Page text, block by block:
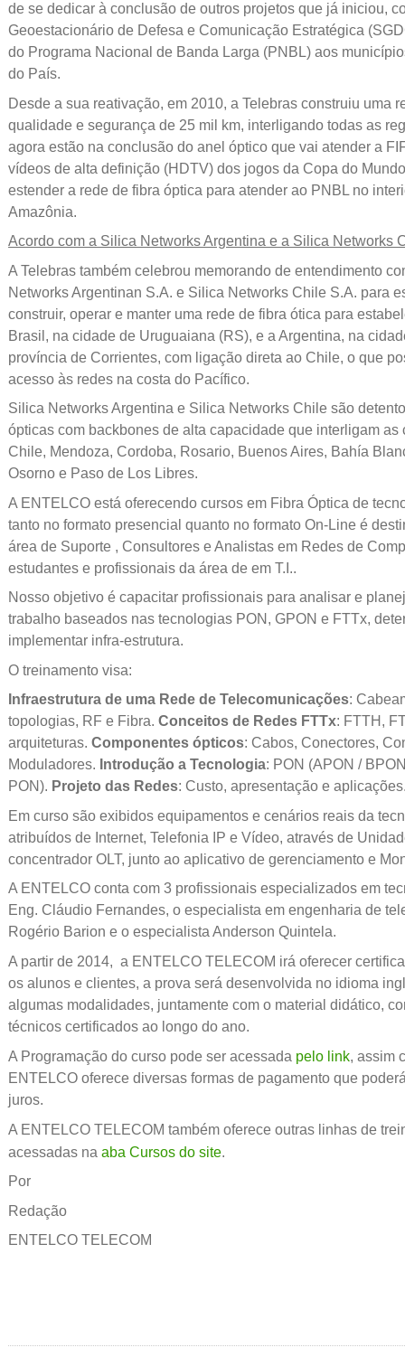
de se dedicar à conclusão de outros projetos que já iniciou,
Geoestacionário de Defesa e Comunicação Estratégica
do Programa Nacional de Banda Larga (PNBL) aos
do País.
Desde a sua reativação, em 2010, a Telebras construiu uma
qualidade e segurança de 25 mil km, interligando todas as
agora estão na conclusão do anel óptico que vai atender a
vídeos de alta definição (HDTV) dos jogos da Copa do
estender a rede de fibra óptica para atender ao PNBL no
Amazônia.
Acordo com a Silica Networks Argentina e a Silica Networks
A Telebras também celebrou memorando de entendimento
Networks Argentinan S.A. e Silica Networks Chile S.A. para
construir, operar e manter uma rede de fibra ótica para
Brasil, na cidade de Uruguaiana (RS), e a Argentina, na
província de Corrientes, com ligação direta ao Chile, o que
acesso às redes na costa do Pacífico.
Silica Networks Argentina e Silica Networks Chile são
ópticas com backbones de alta capacidade que interligam
Chile, Mendoza, Cordoba, Rosario, Buenos Aires, Bahía
Osorno e Paso de Los Libres.
A ENTELCO está oferecendo cursos em Fibra Óptica de
tanto no formato presencial quanto no formato On-Line é
área de Suporte , Consultores e Analistas em Redes de
estudantes e profissionais da área de em T.I..
Nosso objetivo é capacitar profissionais para analisar e
trabalho baseados nas tecnologias PON, GPON e FTTx,
implementar infra-estrutura.
O treinamento visa:
Infraestrutura de uma Rede de Telecomunicações:
topologias, RF e Fibra. Conceitos de Redes FTTx: FTTH,
arquiteturas.Componentes ópticos: Cabos, Conectores,
Moduladores. Introdução a Tecnologia: PON (APON /
PON). Projeto das Redes: Custo, apresentação e
Em curso são exibidos equipamentos e cenários reais da
atribuídos de Internet, Telefonia IP e Vídeo, através de
concentrador OLT, junto ao aplicativo de gerenciamento e
A ENTELCO conta com 3 profissionais especializados em
Eng. Cláudio Fernandes, o especialista em engenharia de
Rogério Barion e o especialista Anderson Quintela.
A partir de 2014, a ENTELCO TELECOM irá oferecer
os alunos e clientes, a prova será desenvolvida no idioma
algumas modalidades, juntamente com o material didático,
técnicos certificados ao longo do ano.
A Programação do curso pode ser acessada pelo link, assim
ENTELCO oferece diversas formas de pagamento que
juros.
A ENTELCO TELECOM também oferece outras linhas de
acessadas naaba Cursos do site.
Por
Redação
ENTELCO TELECOM